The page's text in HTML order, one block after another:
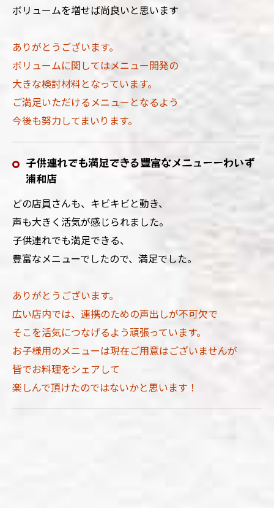
ボリュームを増せば尚良いと思います
ありがとうございます。
ボリュームに関してはメニュー開発の
大きな検討材料となっています。
ご満足いただけるメニューとなるよう
今後も努力してまいります。
子供連れでも満足できる豊富なメニューーわいず
浦和店
どの店員さんも、キビキビと動き、
声も大きく活気が感じられました。
子供連れでも満足できる、
豊富なメニューでしたので、満足でした。
ありがとうございます。
広い店内では、連携のための声出しが不可欠で
そこを活気につなげるよう頑張っています。
お子様用のメニューは現在ご用意はございませんが
皆でお料理をシェアして
楽しんで頂けたのではないかと思います！